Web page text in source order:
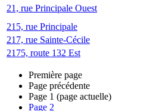
21, rue Principale Ouest
215, rue Principale
217, rue Sainte-Cécile
2175, route 132 Est
Première page
Page précédente
Page 1 (page actuelle)
Page 2